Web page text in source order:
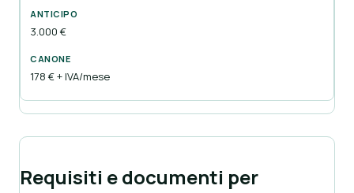
3.000 €
178 € + IVA/mese
Requisiti e documenti per